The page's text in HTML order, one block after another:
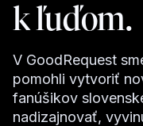
k ľuďom.
V GoodRequest
pomohli vytvoriť
fanúšikov
nadizajnovať,